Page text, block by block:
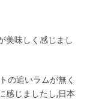
美味しく感じまし
の追いラムが無く
感じましたし,日本